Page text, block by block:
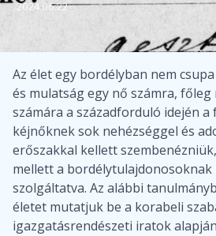
2024.06.22
Az élet egy bordélyban nem
és mulatság egy nő számra,
számára a századforduló idején a
kéjnőknek sok nehézséggel és
erőszakkal kellett
mellett a bordélytulajdonosoknak
szolgáltatva. Az alábbi
életet mutatjuk be a korabeli
igazgatásrendészeti iratok